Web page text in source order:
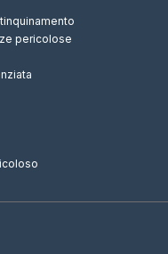
pericolose